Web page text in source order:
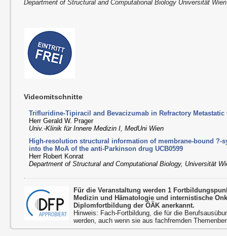
Department of Structural and Computational Biology Universität Wien
Videomitschnitte
Trifluridine-Tipiracil and Bevacizumab in Refractory Metastatic
Herr Gerald W. Prager
Univ.-Klinik für Innere Medizin I, MedUni Wien
High-resolution structural information of membrane-bound ?-
into the MoA of the anti-Parkinson drug UCB0599
Herr Robert Konrat
Department of Structural and Computational Biology, Universität
Für die Veranstaltung werden 1
Medizin und Hämatologie und internistische
Diplomfortbildung der ÖÄK anerkannt.
Hinweis: Fach-Fortbildung, die für die
werden, auch wenn sie aus fachfremden